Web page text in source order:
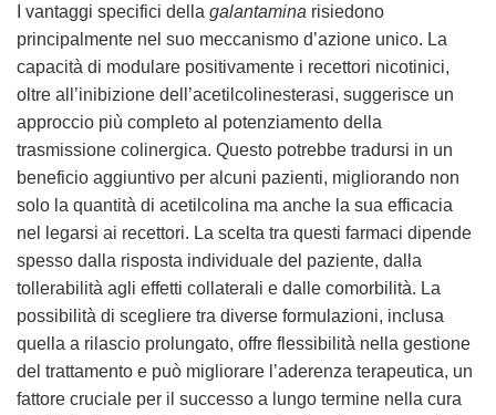
I vantaggi specifici della galantamina risiedono
principalmente nel suo meccanismo d’azione unico. La
capacità di modulare positivamente i recettori nicotinici,
oltre all’inibizione dell’acetilcolinesterasi, suggerisce un
approccio più completo al potenziamento della
trasmissione colinergica. Questo potrebbe tradursi in un
beneficio aggiuntivo per alcuni pazienti, migliorando non
solo la quantità di acetilcolina ma anche la sua efficacia
nel legarsi ai recettori. La scelta tra questi farmaci dipende
spesso dalla risposta individuale del paziente, dalla
tollerabilità agli effetti collaterali e dalle comorbilità. La
possibilità di scegliere tra diverse formulazioni, inclusa
quella a rilascio prolungato, offre flessibilità nella gestione
del trattamento e può migliorare l’aderenza terapeutica, un
fattore cruciale per il successo a lungo termine nella cura